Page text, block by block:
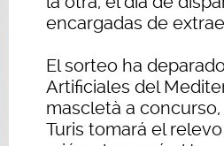
encargadas de
El sorteo ha
Artificiales del
mascletà a
Turis tomará el